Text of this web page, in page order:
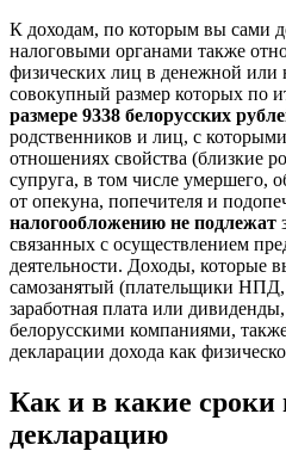
К доходам, по которым вы сами
налоговыми органами также
физических лиц в денежной или
совокупный размер которых по
размере 9338 белорусских
родственников и лиц, с
отношениях свойства (близкие
супруга, в том числе умершего,
от опекуна, попечителя и
налогообложению не подлежат
связанных с осуществлением
деятельности. Доходы, которые
самозанятый (плательщики
заработная плата или
белорусскими компаниями,
декларации дохода как
Как и в какие сроки
декларацию